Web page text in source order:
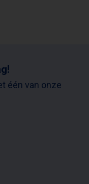
één van onze